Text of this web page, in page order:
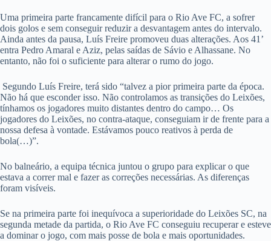
Uma primeira parte francamente difícil para o Rio Ave FC, a sofrer
dois golos e sem conseguir reduzir a desvantagem antes do intervalo.
Ainda antes da pausa, Luís Freire promoveu duas alterações. Aos 41’
entra Pedro Amaral e Aziz, pelas saídas de Sávio e Alhassane. No
entanto, não foi o suficiente para alterar o rumo do jogo.
Segundo Luís Freire, terá sido “talvez a pior primeira parte da época.
Não há que esconder isso. Não controlamos as transições do Leixões,
tínhamos os jogadores muito distantes dentro do campo… Os
jogadores do Leixões, no contra-ataque, conseguiam ir de frente para a
nossa defesa à vontade. Estávamos pouco reativos à perda de
bola(…)”.
No balneário, a equipa técnica juntou o grupo para explicar o que
estava a correr mal e fazer as correções necessárias. As diferenças
foram visíveis.
Se na primeira parte foi inequívoca a superioridade do Leixões SC, na
segunda metade da partida, o Rio Ave FC conseguiu recuperar e esteve
a dominar o jogo, com mais posse de bola e mais oportunidades.